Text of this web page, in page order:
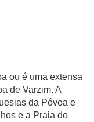
ou é uma extensa
de Varzim. A
da Póvoa e
e a Praia do